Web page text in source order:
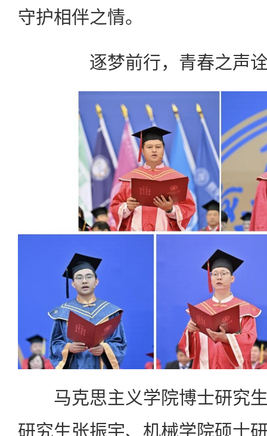
守护相伴之情。
逐梦前行，青春之声
马克思主义学院博士研究生
研究生张振宇、机械学院硕士